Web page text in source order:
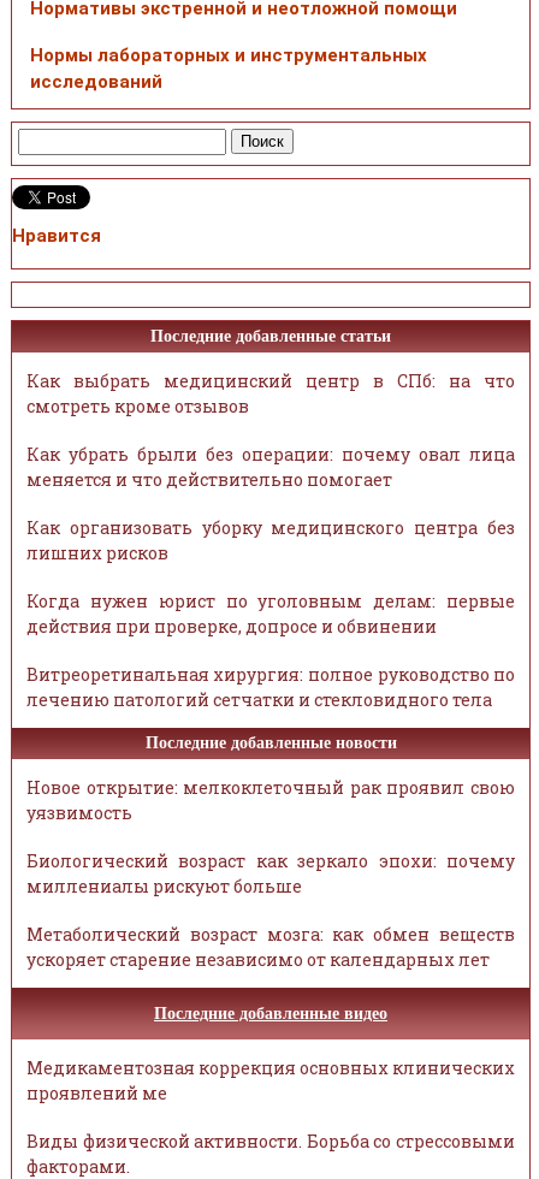
Нормативы экстренной и неотложной помощи
Нормы лабораторных и инструментальных
исследований
Нравится
Последние добавленные статьи
Как выбрать медицинский центр в СПб: на что
смотреть кроме отзывов
Как убрать брыли без операции: почему овал лица
меняется и что действительно помогает
Как организовать уборку медицинского центра без
лишних рисков
Когда нужен юрист по уголовным делам: первые
действия при проверке, допросе и обвинении
Витреоретинальная хирургия: полное руководство по
лечению патологий сетчатки и стекловидного тела
Последние добавленные новости
Новое открытие: мелкоклеточный рак проявил свою
уязвимость
Биологический возраст как зеркало эпохи: почему
миллениалы рискуют больше
Метаболический возраст мозга: как обмен веществ
ускоряет старение независимо от календарных лет
Последние добавленные видео
Медикаментозная коррекция основных клинических
проявлений ме
Виды физической активности. Борьба со стрессовыми
факторами.